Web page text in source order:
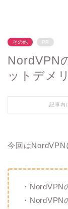
その他 PR
NordVPN
ットデメ
記事内
今回はNordVPN
・NordVPN
・NordVPN